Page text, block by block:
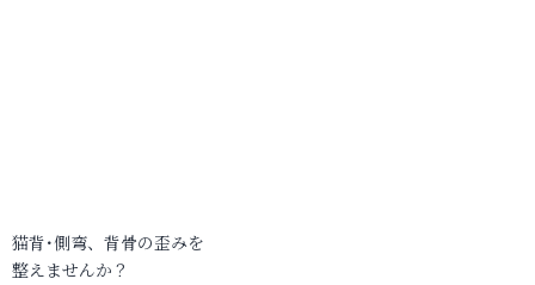
猫背･側弯、背骨の歪みを
整えませんか？